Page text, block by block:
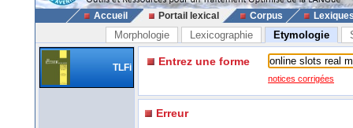
Accueil Portail lexical Corpus
Morphologie Lexicographie Etymologie
TLFi Entrez une forme
notices corrigées
Erreur